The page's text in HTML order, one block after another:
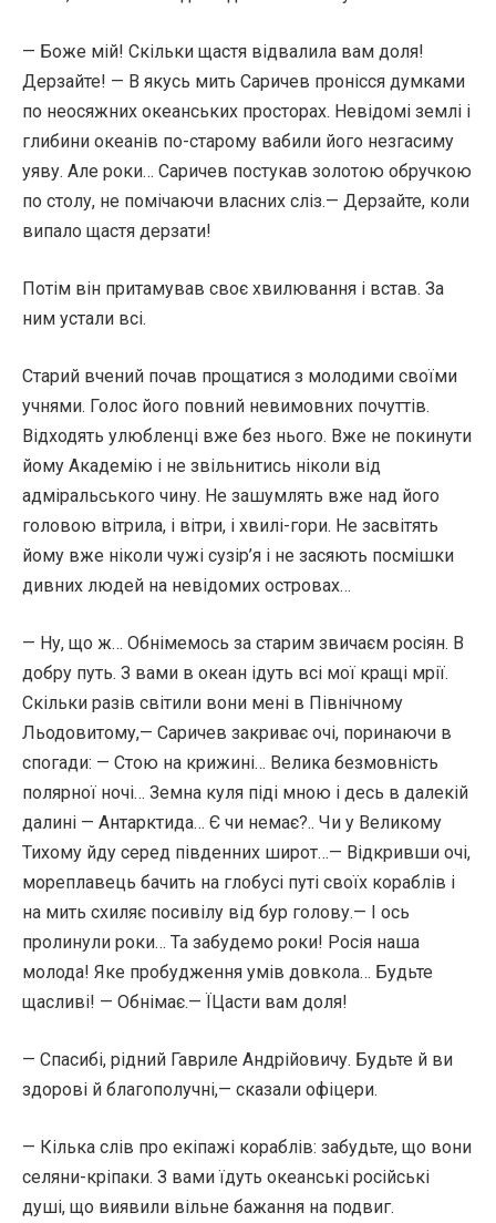
— Боже мій! Скільки щастя відвалила вам доля!
Дерзайте! — В якусь мить Саричев пронісся думками
по неосяжних океанських просторах. Невідомі землі і
глибини океанів по-старому вабили його незгасиму
уяву. Але роки… Саричев постукав золотою обручкою
по столу, не помічаючи власних сліз.— Дерзайте, коли
випало щастя дерзати!
Потім він притамував своє хвилювання і встав. За
ним устали всі.
Старий вчений почав прощатися з молодими своїми
учнями. Голос його повний невимовних почуттів.
Відходять улюбленці вже без нього. Вже не покинути
йому Академію і не звільнитись ніколи від
адміральського чину. Не зашумлять вже над його
головою вітрила, і вітри, і хвилі-гори. Не засвітять
йому вже ніколи чужі сузір’я і не засяють посмішки
дивних людей на невідомих островах…
— Ну, що ж… Обнімемось за старим звичаєм росіян. В
добру путь. З вами в океан ідуть всі мої кращі мрії.
Скільки разів світили вони мені в Північному
Льодовитому,— Саричев закриває очі, поринаючи в
спогади: — Стою на крижині… Велика безмовність
полярної ночі… Земна куля піді мною і десь в далекій
далині — Антарктида… Є чи немає?.. Чи у Великому
Тихому йду серед південних широт…— Відкривши очі,
мореплавець бачить на глобусі путі своїх кораблів і
на мить схиляє посивілу від бур голову.— І ось
пролинули роки… Та забудемо роки! Росія наша
молода! Яке пробудження умів довкола… Будьте
щасливі! — Обнімає.— ЇЦасти вам доля!
— Спасибі, рідний Гавриле Андрійовичу. Будьте й ви
здорові й благополучні,— сказали офіцери.
— Кілька слів про екіпажі кораблів: забудьте, що вони
селяни-кріпаки. З вами їдуть океанські російські
душі, що виявили вільне бажання на подвиг.